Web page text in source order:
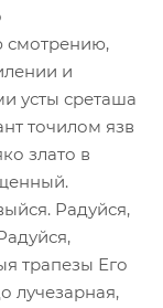
смотрению,
и
усты среташа
точилом язв
злато в
Радуйся,
трапезы Его
лучезарная,